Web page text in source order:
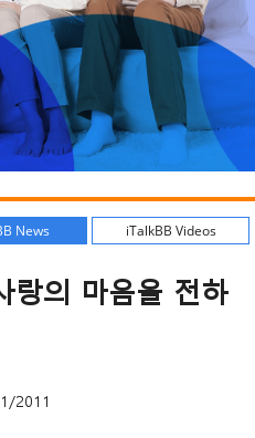
News iTalkBB Videos
랑의 마음을 전하
2011